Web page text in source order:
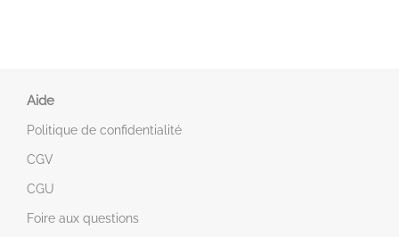
Aide
Politique de confidentialité
CGV
CGU
Foire aux questions